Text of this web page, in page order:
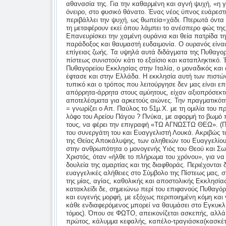
αθανασία της. Για την καθαρμένη και αγνή ψυχή, «η
όνειρο, στο φυσικό θάνατο. Ένας νέος ύπνος
περιβάλλει την ψυχή, ως θωπεία=χάδι. Πτερωτά
τη μεταφέρουν εκεί όπου λάμπει το ανέσπερο φώς
Επανευρίσκει την χαμένη ουράνια και θεία πατρίδα
παράδοξος και θαυμαστή ευδαιμονία. Ο ουρανός
επίγειας ζωής. Τα υψηλά αυτά διδάγματα της
πίστεως συνιστούν κάτι το εξαίσιο και καταπληκτικό.
Πυθαγορείου Εκκλησίας στην Ιταλία, ο μοναδικός
έφτασε και στην Ελλάδα. Η εκκλησία αυτή των
τυπικό και ο τρόπος που λειτούργησε δεν μας είναι
απόρρητα-άρρητα στους αμύητους, είχαν
αποτελέσματα για αρκετούς αιώνες. Την
= γνωρίζει ο Απ. Παύλος το 51μ.Χ. με τη ομιλία του
λόφο του Αρείου Πάγου ? Πνύκα, με αφορμή το βωμό
τους, να φέρει την επιγραφή «ΤΩ ΑΓΝΩΣΤΩ ΘΕΩ».
του συνεργάτη του και Ευαγγελιστή Λουκά. Ακριβώς
της Θείας Αποκάλυψης, των αληθειών του
στην ανθρωπότητα ο μονογενής Υιός του Θεού και
Χριστός, όταν «ήλθε το πλήρωμα του χρόνου», για
δουλεία της αμαρτίας και της διαφθοράς. Περιέχονται
ευαγγελικές αλήθειες στο Σύμβολο της Πίστεως
της μίας, αγίας, καθολικής και αποστολικής
κατακλείδι δε, σημειώνω περί του επιφανούς
και ευγενής μορφή, με εξόχως περιποιημένη κόμη και
κάθε ενδιαφερόμενος μπορεί να θαυμάσει στο
τόμος). Όπου σε ΦΩΤΟ, απεικονίζεται ασκεπής,
πρώτος, κάλυμμα κεφαλής, καπέλο-